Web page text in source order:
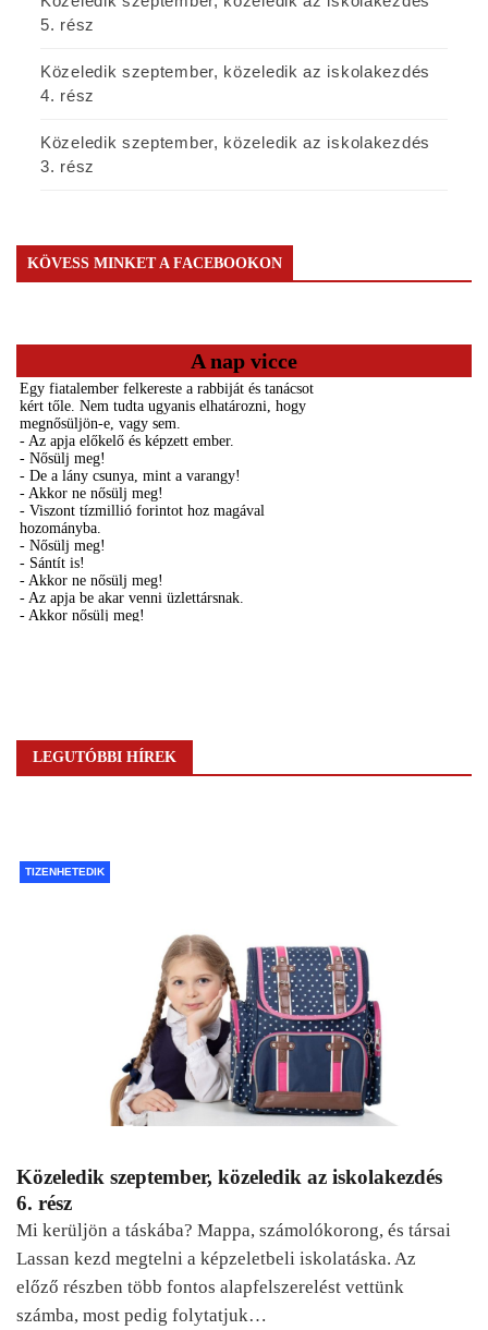
5. rész
Közeledik szeptember, közeledik az iskolakezdés
4. rész
Közeledik szeptember, közeledik az iskolakezdés
3. rész
KÖVESS MINKET A FACEBOOKON
A nap vicce
LEGUTÓBBI HÍREK
TIZENHETEDIK
Közeledik szeptember, közeledik az iskolakezdés
6. rész
Mi kerüljön a táskába? Mappa, számolókorong, és társai
Lassan kezd megtelni a képzeletbeli iskolatáska. Az
előző részben több fontos alapfelszerelést vettünk
számba, most pedig folytatjuk…